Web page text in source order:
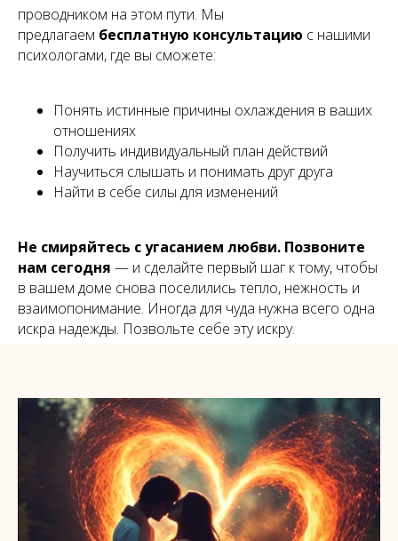
проводником на этом пути. Мы
предлагаем бесплатную консультацию с нашими
психологами, где вы сможете:
Понять истинные причины охлаждения в ваших
отношениях
Получить индивидуальный план действий
Научиться слышать и понимать друг друга
Найти в себе силы для изменений
Не смиряйтесь с угасанием любви. Позвоните
нам сегодня — и сделайте первый шаг к тому, чтобы
в вашем доме снова поселились тепло, нежность и
взаимопонимание. Иногда для чуда нужна всего одна
искра надежды. Позвольте себе эту искру.